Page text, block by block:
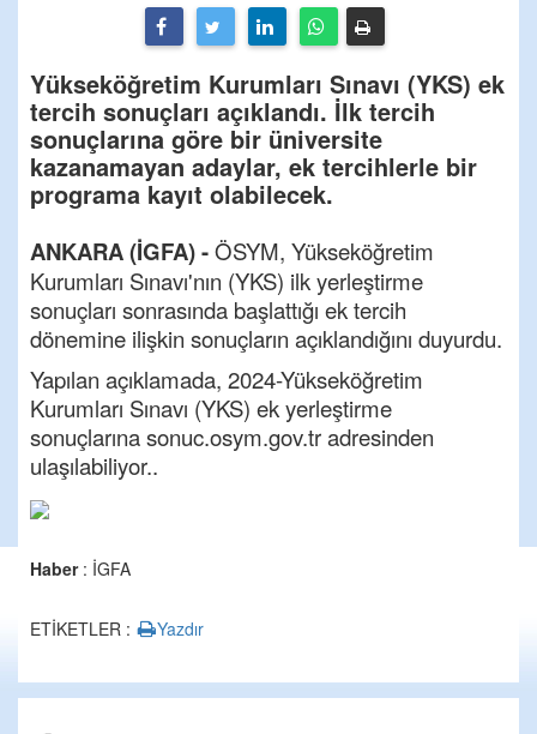
Yükseköğretim Kurumları Sınavı (YKS) ek
tercih sonuçları açıklandı. İlk tercih
sonuçlarına göre bir üniversite
kazanamayan adaylar, ek tercihlerle bir
programa kayıt olabilecek.
ANKARA (İGFA) -ÖSYM, Yükseköğretim
Kurumları Sınavı'nın (YKS) ilk yerleştirme
sonuçları sonrasında başlattığı ek tercih
dönemine ilişkin sonuçların açıklandığını duyurdu.
Yapılan açıklamada, 2024-Yükseköğretim
Kurumları Sınavı (YKS) ek yerleştirme
sonuçlarına sonuc.osym.gov.tr adresinden
ulaşılabiliyor..
Haber: İGFA
ETİKETLER : Yazdır